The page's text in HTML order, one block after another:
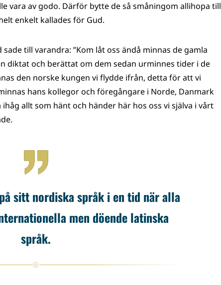
vara av godo. Därför bytte de så småningom allihopa till
enkelt kallades för Gud.
till varandra: ”Kom låt oss ändå minnas de gamla
diktat och berättat om dem sedan urminnes tider i de
den norske kungen vi flydde ifrån, detta för att vi
hans kollegor och föregångare i Norde, Danmark
allt som hänt och händer här hos oss vi själva i vårt
sitt nordiska språk i en tid när alla
men döende latinska
språk.